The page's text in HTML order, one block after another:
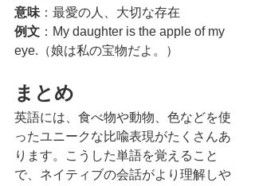
意味 ：最愛の人、大切な存在
例文 ：My daughter is the apple of my
eye.（娘は私の宝物だよ。）
まとめ
英語には、食べ物や動物、色などを使
ったユニークな比喩表現がたくさんあ
ります。こうした単語を覚えること
で、ネイティブの会話がより理解しや